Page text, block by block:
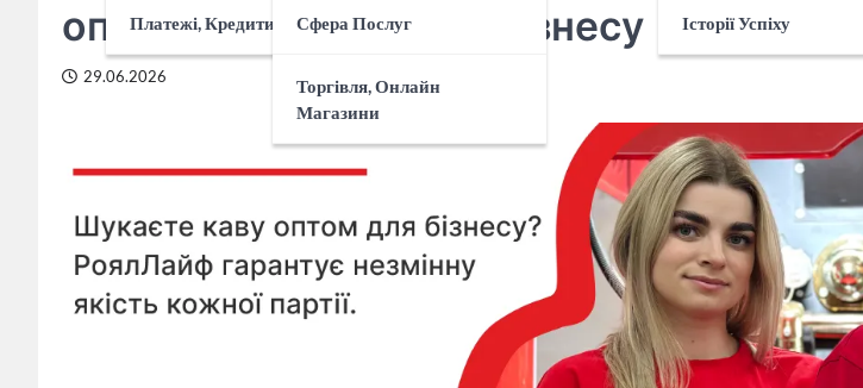
Платежі, Кредити, БанкиСфера Послуг
Торгівля, Онлайн
Магазини
Історії Успіху
оптом? Чек-лист для бізнесу
29.06.2026